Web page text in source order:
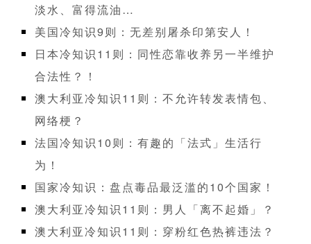
淡水、富得流油…
美国冷知识9则：无差别屠杀印第安人！
日本冷知识11则：同性恋靠收养另一半维护
合法性？！
澳大利亚冷知识11则：不允许转发表情包、
网络梗？
法国冷知识10则：有趣的「法式」生活行
为！
国家冷知识：盘点毒品最泛滥的10个国家！
澳大利亚冷知识11则：男人「离不起婚」？
澳大利亚冷知识11则：穿粉红色热裤违法？